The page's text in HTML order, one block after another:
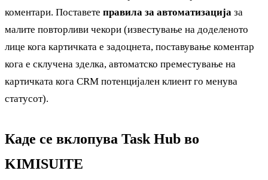
коментари. Поставете правила за автоматизација за
малите повторливи чекори (известување на доделеното
лице кога картичката е задоцнета, поставување коментар
кога е склучена зделка, автоматско преместување на
картичката кога CRM потенцијален клиент го менува
статусот).
Каде се вклопува Task Hub во
KIMISUITE